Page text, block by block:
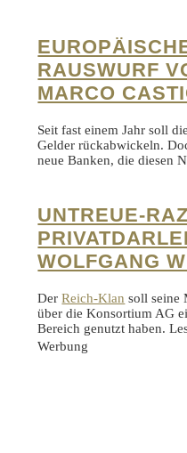
RAUSWURF
MARCO
Seit fast einem Jahr soll
Gelder rückabwickeln.
neue Banken, die diesen
UNTREUE-
WOLFGANG
DerReich-Klan soll seine
über die Konsortium AG
Bereich genutzt haben.
Werbung